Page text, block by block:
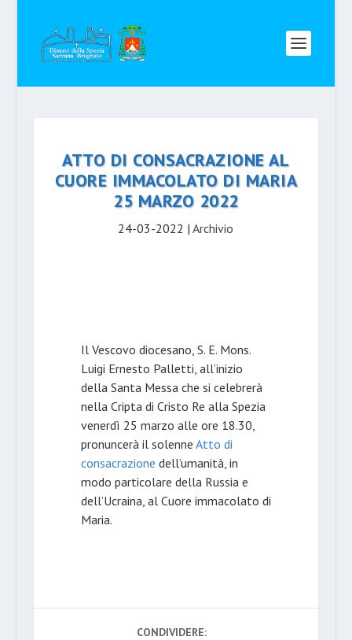
ATTO DI CONSACRAZIONE AL
CUORE IMMACOLATO DI MARIA
25 MARZO 2022
24-03-2022 |Archivio
Il Vescovo diocesano, S. E. Mons.
Luigi Ernesto Palletti, all’inizio
della Santa Messa che si celebrerà
nella Cripta di Cristo Re alla Spezia
venerdì 25 marzo alle ore 18.30,
pronuncerà il solenne Atto di
consacrazione dell’umanità, in
modo particolare della Russia e
dell’Ucraina, al Cuore immacolato di
Maria.
CONDIVIDERE: